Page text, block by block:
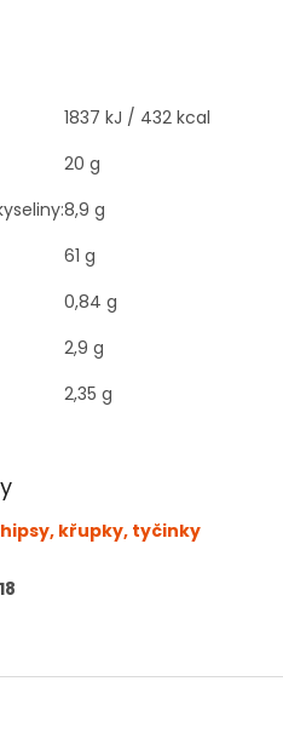
1837 kJ / 432 kcal
20 g
8,9 g
61 g
0,84 g
2,9 g
2,35 g
křupky, tyčinky